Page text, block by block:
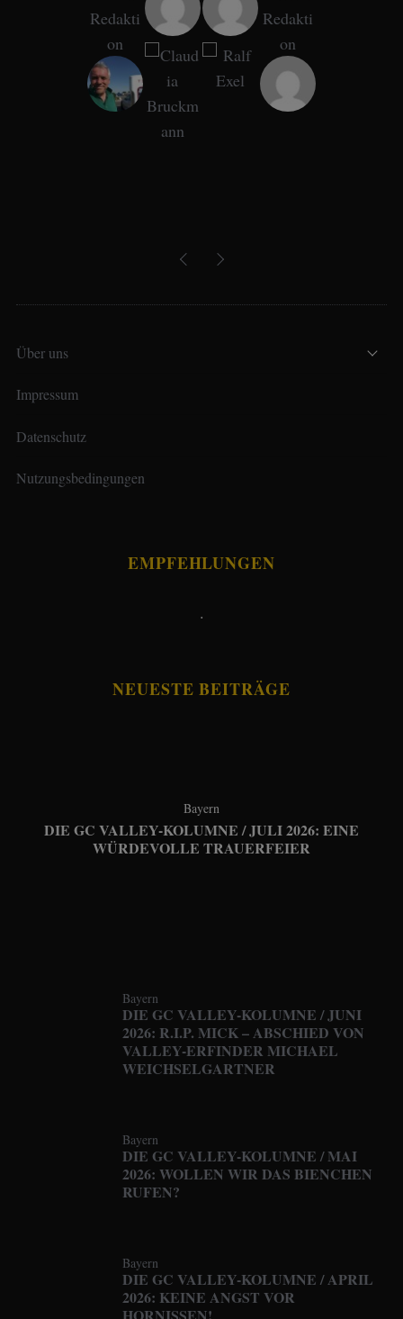
Über uns
Impressum
Datenschutz
Nutzungsbedingungen
EMPFEHLUNGEN
.
NEUESTE BEITRÄGE
Bayern
DIE GC VALLEY-KOLUMNE / JULI 2026: EINE
WÜRDEVOLLE TRAUERFEIER
Bayern
DIE GC VALLEY-KOLUMNE / JUNI
2026: R.I.P. MICK – ABSCHIED VON
VALLEY-ERFINDER MICHAEL
WEICHSELGARTNER
Bayern
DIE GC VALLEY-KOLUMNE / MAI
2026: WOLLEN WIR DAS BIENCHEN
RUFEN?
Bayern
DIE GC VALLEY-KOLUMNE / APRIL
2026: KEINE ANGST VOR